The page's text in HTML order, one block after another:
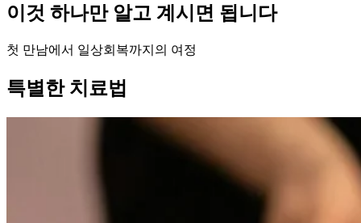
이것 하나만 알고 계시면 됩니다
첫 만남에서 일상회복까지의 여정
특별한 치료법